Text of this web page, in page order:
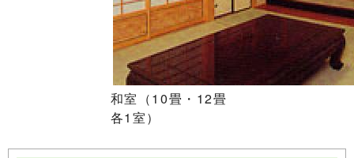
和室（10畳・12畳
各1室）